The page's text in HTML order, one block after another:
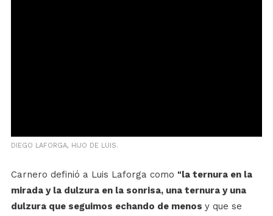
DIEGO LAFORGA, HIJO DE LUIS.
Carnero definió a Luis Laforga como "la ternura en la
mirada y la dulzura en la sonrisa, una ternura y una
dulzura que seguimos echando de menos y que se